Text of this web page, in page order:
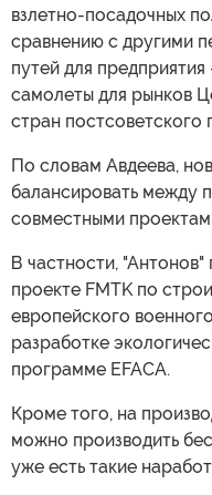
взлетно-посадочных
сравнению с другими
путей для
самолеты для рынков
стран постсоветского
По словам Авдеева,
балансировать между
совместными
В частности, "Антонов"
проекте FMTK по
европейского
разработке
программе EFACA.
Кроме того, на
можно производить
уже есть такие